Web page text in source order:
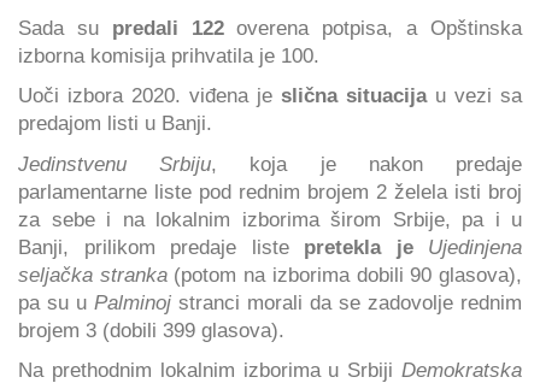
Sada supredali 122overena potpisa, a Opštinska
izborna komisija prihvatila je 100.
Uoči izbora 2020. viđena je slična situacijau vezi sa
predajom listi u Banji.
Jedinstvenu Srbiju, koja je nakon predaje
parlamentarne liste pod rednim brojem 2 želela isti broj
za sebe i na lokalnim izborima širom Srbije, pa i u
Banji, prilikom predaje liste pretekla je
Ujedinjena
seljačka stranka(potom na izborima dobili 90 glasova),
pa su u Palminoj stranci morali da se zadovolje rednim
brojem 3 (dobili 399 glasova).
Na prethodnim lokalnim izborima u Srbiji Demokratska